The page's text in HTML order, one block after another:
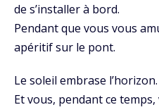
de s’installer à bord.
Pendant que vous vous
apéritif sur le pont.
Le soleil embrase l’horizon.
Et vous, pendant ce